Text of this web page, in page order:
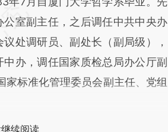
室副主任，之后调任中共中央办
处调研员、副处长（副局级），
办，调任国家质检总局办公厅副
标准化管理委员会副主任、党组
续阅读